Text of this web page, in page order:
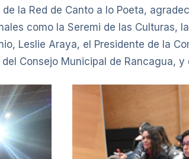
la Red de Canto a lo Poeta,
como la Seremi de las Culturas,
Leslie Araya, el Presidente de la
Consejo Municipal de Rancagua,